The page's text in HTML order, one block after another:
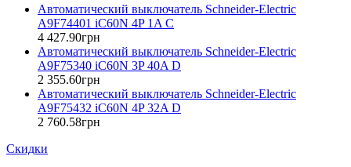
EON (Таиланд)
ETI (Словения)
ETREL (Словения)
Evrosvet (Украина)
Extherm (Германия)
F&F (Польша)
FRER (Италия)
FS (Украина)
Galkat (Украина)
Автоматический выключатель Schneider-Electric
A9F74401 iC60N 4P 1A C
4 427.90грн
Автоматический выключатель Schneider-Electric
A9F75340 iC60N 3P 40A D
2 355.60грн
Автоматический выключатель Schneider-Electric
A9F75432 iC60N 4P 32A D
2 760.58грн
Скидки